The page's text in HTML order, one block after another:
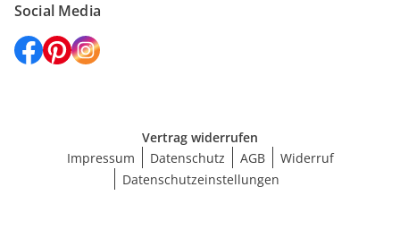
Social Media
Vertrag widerrufen
Impressum
Datenschutz AGB
Widerruf
Datenschutzeinstellungen